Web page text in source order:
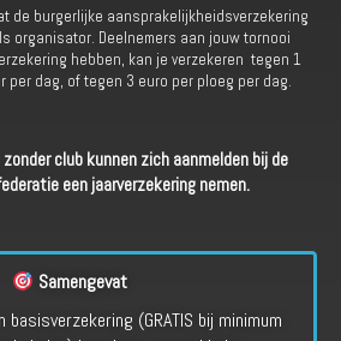
de burgerlijke aansprakelijkheidsverzekering
organisator. Deelnemers aan jouw tornooi
hebben, kan je verzekeren tegen 1
per dag, of tegen 3 euro per ploeg per dag.
club kunnen zich aanmelden bij de
een jaarverzekering nemen.
Samengevat
basisverzekering (GRATIS bij minimum